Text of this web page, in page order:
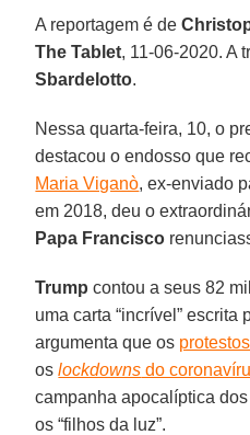
A reportagem é de
The Tablet, 11-06-2020. A
Sbardelotto.
Nessa quarta-feira, 10, o
destacou o endosso que
Maria Viganò, ex-enviado
em 2018, deu o
Papa Francisco
Trump contou a seus 82
uma carta “incrível” escrita
argumenta que os protestos
oslockdowns do
campanha apocalíptica dos
os “filhos da luz”.